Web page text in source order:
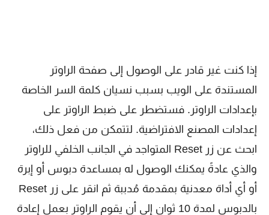
إذا كنت غير قادر على الوصول إلى صفحة الراوتر
المستندة على الويب بسبب نسيان كلمة السر الخاصة
بإعدادات الراوتر. فستضطر على ضبط الراوتر على
إعدادات المصنع الافتراضية. لتتمكن من فعل ذلك،
ابحث عن زر Reset المتواجد في الجانب الخلفي للراوتر
والذي عادةً يمكنك الوصول له بمساعدة دبوس أو إبرة
أو أي أداة معدنية بمقدمة مُدببة ثم انقر على زر Reset
بالدبوس لمدة 10 ثوانِ إلى أن يقوم الراوتر بعمل إعادة